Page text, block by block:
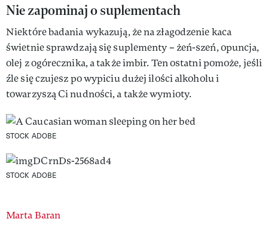
Nie zapominaj o suplementach
Niektóre badania wykazują, że na złagodzenie kaca
świetnie sprawdzają się suplementy – żeń-szeń, opuncja,
olej z ogórecznika, a także imbir. Ten ostatni pomoże, jeśli
źle się czujesz po wypiciu dużej ilości alkoholu i
towarzyszą Ci nudności, a także wymioty.
STOCK ADOBE
STOCK ADOBE
Authors
Marta Baran